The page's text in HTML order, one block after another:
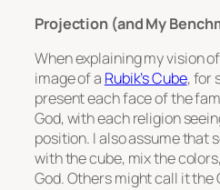
Projection (and My
When explaining my vision
image of a Rubik’s Cube, for
present each face of the
God, with each religion
position. I also assume that
with the cube, mix the
God. Others might call it the